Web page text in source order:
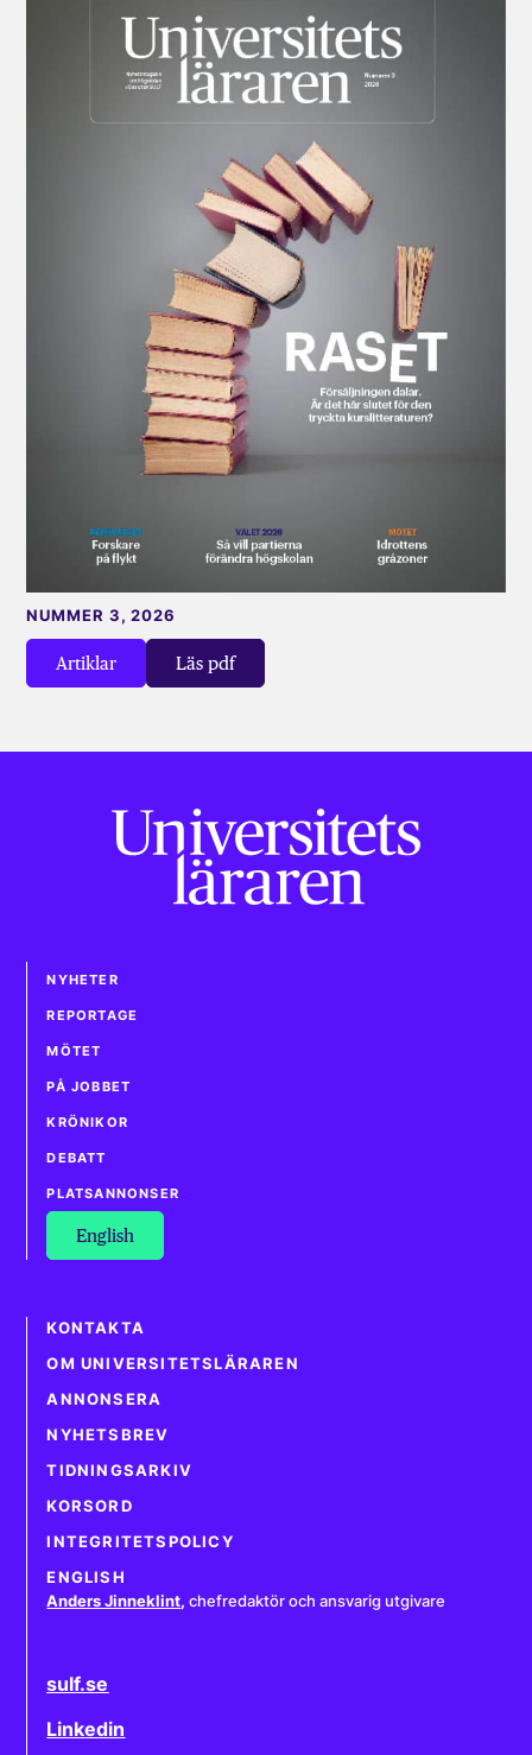
Artiklar Läs pdf
NUMMER 3, 2026
NYHETER
REPORTAGE
MÖTET
PÅ JOBBET
KRÖNIKOR
DEBATT
PLATSANNONSER
English
KONTAKTA
OM UNIVERSITETSLÄRAREN
ANNONSERA
NYHETSBREV
TIDNINGSARKIV
KORSORD
INTEGRITETSPOLICY
ENGLISH
Anders Jinneklint, chefredaktör och ansvarig utgivare
sulf.se
Linkedin